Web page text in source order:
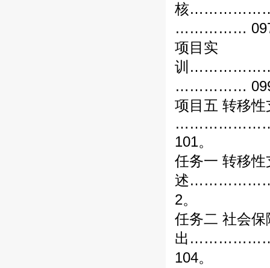
核
……………
项目实
训
……………
项目五 转移性
101。
任务一 转移性
述
2。
任务二 社会保
出
104。